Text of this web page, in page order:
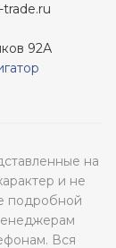
92А
на
и не
подробной
Вся